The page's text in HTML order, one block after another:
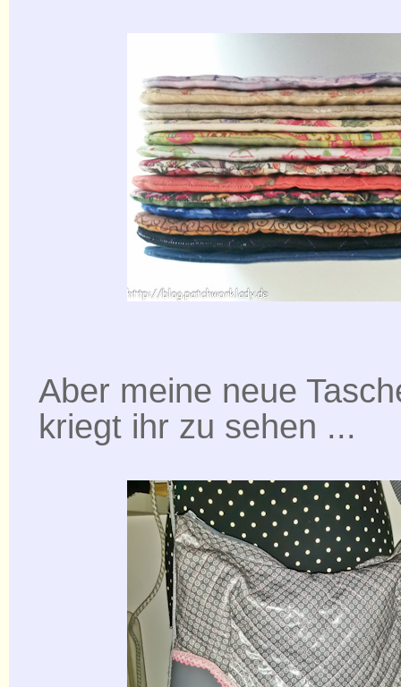
Aber meine neue
kriegt ihr zu sehen ...